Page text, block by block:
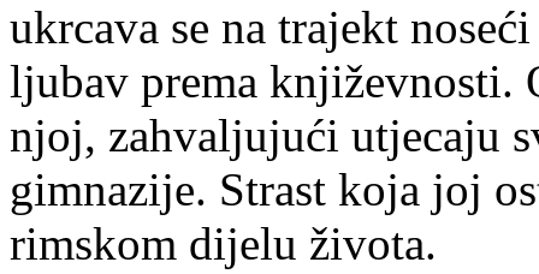
ukrcava se na trajekt
ljubav prema književnosti.
njoj, zahvaljujući utjecaju
gimnazije. Strast koja joj
rimskom dijelu života.